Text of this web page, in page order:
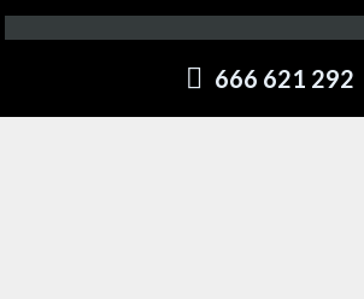
666 621 292